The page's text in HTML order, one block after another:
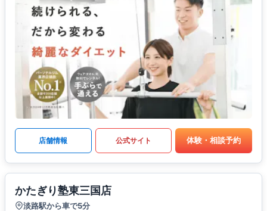
店舗情報 公式サイト 体験・相談予約
かたぎり塾東三国店
淡路駅から車で5分